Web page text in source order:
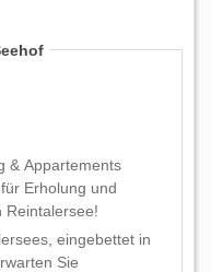
& Appartements
Erholung und
Reintalersee!
eingebettet in
Sie